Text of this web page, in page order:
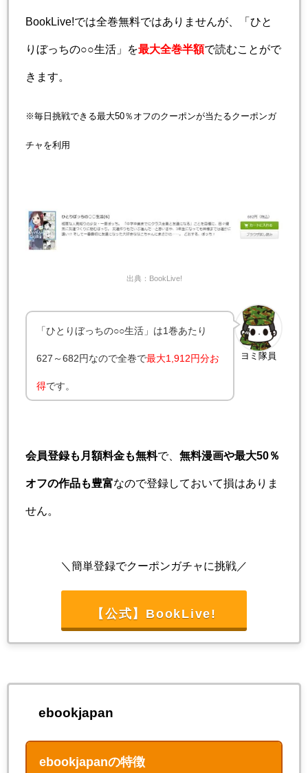
BookLive!では全巻無料ではありませんが、「ひと
りぼっちの○○生活」を最大全巻半額で読むことがで
きます。
※毎日挑戦できる最大50％オフのクーポンが当たるクーポンガ
チャを利用
出典：BookLive!
ヨミ隊員
「ひとりぼっちの○○生活」は1巻あたり
627～682円なので全巻で最大1,912円分お
得です。
会員登録も月額料金も無料で、 無料漫画や最大50％
オフの作品も豊富なので登録しておいて損はありま
せん。
＼簡単登録でクーポンガチャに挑戦／
【公式】BookLive!
ebookjapan
ebookjapanの特徴